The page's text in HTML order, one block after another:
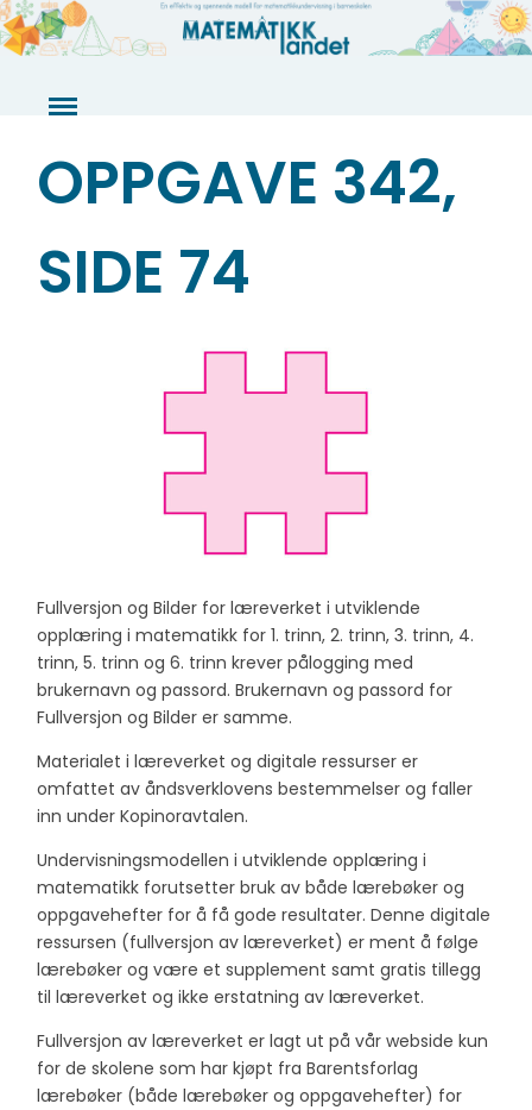
Skip
to
OPPGAVE 342,
SIDE 74
Fullversjon og Bilder for læreverket i utviklende
opplæring i matematikk for 1. trinn, 2. trinn, 3. trinn, 4.
trinn, 5. trinn og 6. trinn krever pålogging med
brukernavn og passord. Brukernavn og passord for
Fullversjon og Bilder er samme.
Materialet i læreverket og digitale ressurser er
omfattet av åndsverklovens bestemmelser og faller
inn under Kopinoravtalen.
Undervisningsmodellen i utviklende opplæring i
matematikk forutsetter bruk av både lærebøker og
oppgavehefter for å få gode resultater. Denne digitale
ressursen (fullversjon av læreverket) er ment å følge
lærebøker og være et supplement samt gratis tillegg
til læreverket og ikke erstatning av læreverket.
Fullversjon av læreverket er lagt ut på vår webside kun
for de skolene som har kjøpt fra Barentsforlag
lærebøker (både lærebøker og oppgavehefter) for